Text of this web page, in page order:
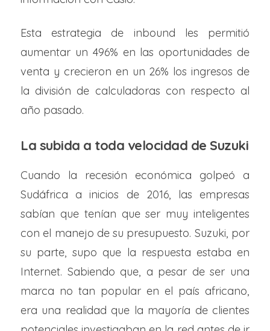
Esta estrategia de inbound les permitió
aumentar un 496% en las oportunidades de
venta y crecieron en un 26% los ingresos de
la división de calculadoras con respecto al
año pasado.
La subida a toda velocidad de Suzuki
Cuando la recesión económica golpeó a
Sudáfrica a inicios de 2016, las empresas
sabían que tenían que ser muy inteligentes
con el manejo de su presupuesto. Suzuki, por
su parte, supo que la respuesta estaba en
Internet. Sabiendo que, a pesar de ser una
marca no tan popular en el país africano,
era una realidad que la mayoría de clientes